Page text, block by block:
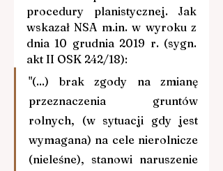
procedury planistycznej. Jak
wskazał NSA m.in. w wyroku z
dnia 10 grudnia 2019 r. (sygn.
akt II OSK 242/18):
"(...) brak zgody na zmianę
przeznaczenia gruntów
rolnych, (w sytuacji gdy jest
wymagana) na cele nierolnicze
(nieleśne), stanowi naruszenie